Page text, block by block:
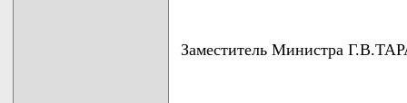
Заместитель Министра